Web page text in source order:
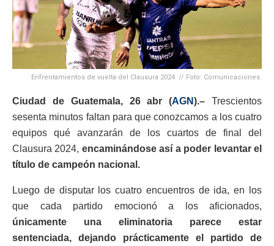
Enfrentamientos de vuelta del Clausura 2024. // Foto: Comunicaciones.
Ciudad de Guatemala, 26abr (AGN).–Trescientos
sesenta minutos faltan para que conozcamos a los cuatro
equipos qué avanzarán de los cuartos de final del
Clausura 2024, encaminándose así a poder levantar el
título de campeón nacional.
Luego de disputar los cuatro encuentros de ida, en los
que cada partido emocionó a los aficionados,
únicamente una eliminatoria parece estar
sentenciada, dejando prácticamente el partido de